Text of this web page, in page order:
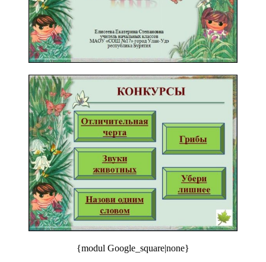
{modul Google_square|none}